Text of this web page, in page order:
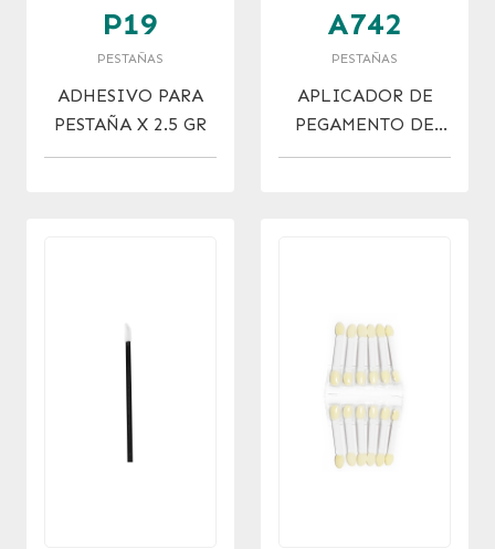
P19
PESTAÑAS
ADHESIVO PARA
PESTAÑA X 2.5 GR
A742
PESTAÑAS
APLICADOR DE
PEGAMENTO DE
PESTAÑAS X 100